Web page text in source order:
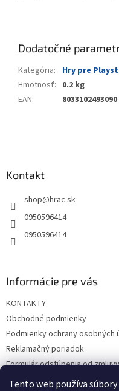
Tento web používa
Dodatočné
Kategória:
Hry pre
Hmotnosť: 0.2 kg
EAN: 8033102493090
Kontakt
shop@hrac.sk
0950596414
0950596414
Informácie pre vás
KONTAKTY
Obchodné podmienky
Podmienky ochrany osobných
Reklamačný poriadok
Formulár odstúpenia od zmluvy
Reklamačný formulár